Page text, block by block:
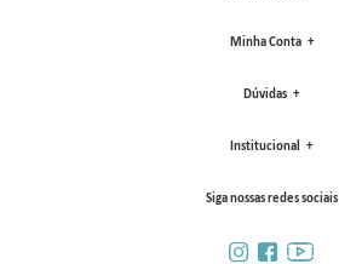
Minha Conta
Dúvidas
Institucional
Siga nossas redes sociais